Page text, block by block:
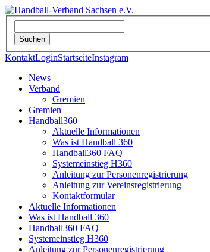
KontaktLoginStartseiteInstagram
News
Verband
Gremien
Gremien
Handball360
Aktuelle Informationen
Was ist Handball 360
Handball360 FAQ
Systemeinstieg H360
Anleitung zur Personenregistrierung
Anleitung zur Vereinsregistrierung
Kontaktformular
Aktuelle Informationen
Was ist Handball 360
Handball360 FAQ
Systemeinstieg H360
Anleitung zur Personenregistrierung